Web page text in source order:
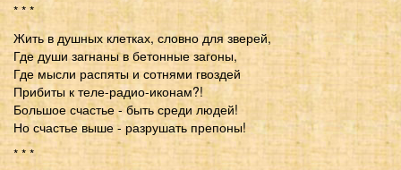
* * *
Жить в душных клетках, словно для зверей,
Где души загнаны в бетонные загоны,
Где мысли распяты и сотнями гвоздей
Прибиты к теле-радио-иконам?!
Большое счастье - быть среди людей!
Но счастье выше - разрушать препоны!
* * *